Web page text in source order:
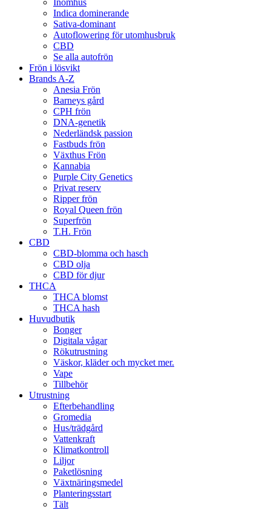
Indica dominerande
Sativa-dominant
Autoflowering för utomhusbruk
CBD
Se alla autofrön
Frön i lösvikt
Brands A-Z
Anesia Frön
Barneys gård
CPH frön
DNA-genetik
Nederländsk passion
Fastbuds frön
Växthus Frön
Kannabia
Purple City Genetics
Privat reserv
Ripper frön
Royal Queen frön
Superfrön
T.H. Frön
CBD
CBD-blomma och hasch
CBD olja
CBD för djur
THCA
THCA blomst
THCA hash
Huvudbutik
Bonger
Digitala vågar
Rökutrustning
Väskor, kläder och mycket mer.
Vape
Tillbehör
Utrustning
Efterbehandling
Gromedia
Hus/trädgård
Vattenkraft
Klimatkontroll
Liljor
Paketlösning
Växtnäringsmedel
Planteringsstart
Tält